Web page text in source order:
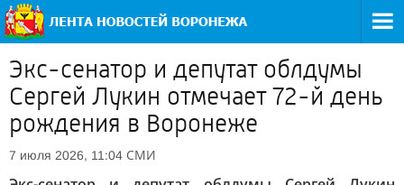
Экс-сенатор и депутат облдумы
Сергей Лукин отмечает 72-й день
рождения в Воронеже
7 июля 2026, 11:04 СМИ